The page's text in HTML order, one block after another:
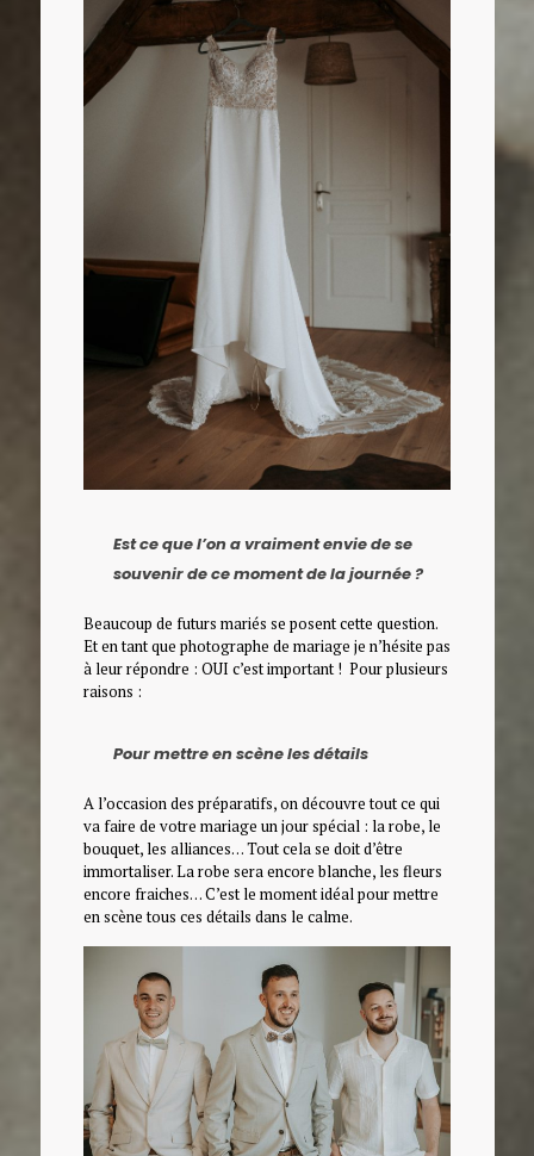
Est ce que l’on a vraiment envie de se
souvenir de ce moment de la journée ?
Beaucoup de futurs mariés se posent cette question.
Et en tant que photographe de mariage je n’hésite pas
à leur répondre : OUI c’est important ! Pour plusieurs
raisons :
Pour mettre en scène les détails
A l’occasion des préparatifs, on découvre tout ce qui
va faire de votre mariage un jour spécial : la robe, le
bouquet, les alliances… Tout cela se doit d’être
immortaliser. La robe sera encore blanche, les fleurs
encore fraiches… C’est le moment idéal pour mettre
en scène tous ces détails dans le calme.